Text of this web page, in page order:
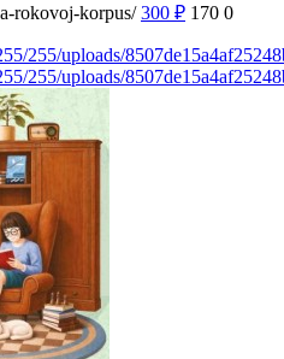
rokovoj-korpus/ 300 ₽ 170 0
255/uploads/
255/uploads/